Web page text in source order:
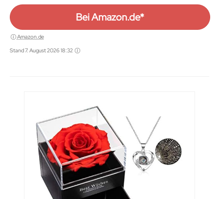
Bei Amazon.de*
Amazon.de
Stand 7. August 2026 18:32